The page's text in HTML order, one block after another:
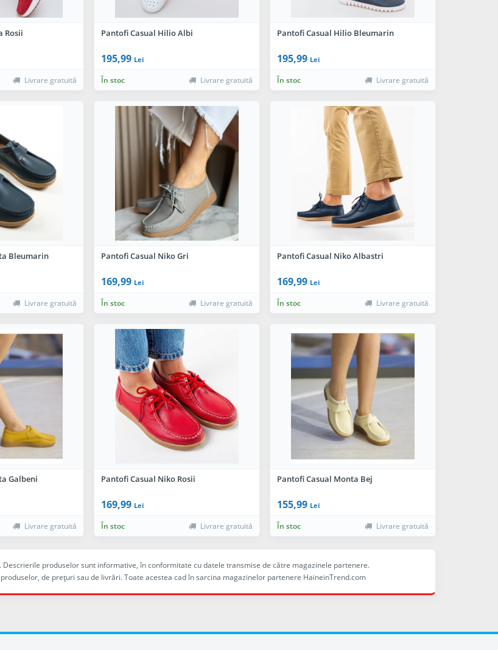
Rosii
Livrare gratuită
Pantofi Casual Hilio Albi
195,99 Lei
În stoc Livrare gratuită
Pantofi Casual Hilio Bleumarin
195,99 Lei
În stoc Livrare gratuită
Bleumarin
Livrare gratuită
Pantofi Casual Niko Gri
169,99 Lei
În stoc Livrare gratuită
Pantofi Casual Niko Albastri
169,99 Lei
În stoc Livrare gratuită
Galbeni
Livrare gratuită
Pantofi Casual Niko Rosii
169,99 Lei
În stoc Livrare gratuită
Pantofi Casual Monta Bej
155,99 Lei
În stoc Livrare gratuită
produselor sunt informative, în conformitate cu datele transmise de către magazinele partenere.
de preţuri sau de livrări. Toate acestea cad în sarcina magazinelor partenere HaineinTrend.com